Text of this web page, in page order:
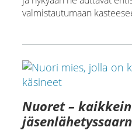
valmistautumaan
Nuoret –